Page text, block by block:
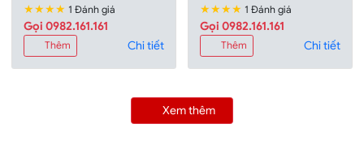
★★★★ 1 Đánh giá
Gọi 0982.161.161
Thêm Chi tiết
★★★★ 1 Đánh giá
Gọi 0982.161.161
Thêm Chi tiết
Xem thêm